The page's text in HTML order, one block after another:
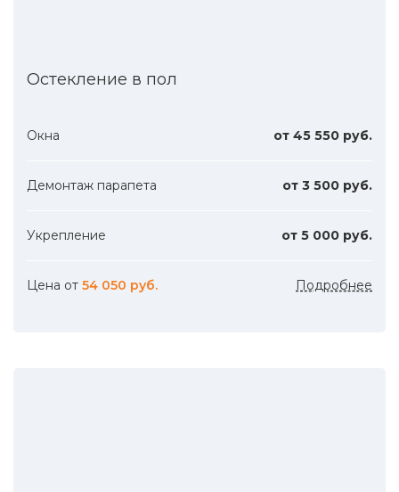
Остекление в пол
Окна от 45 550 руб.
Демонтаж парапета от 3 500 руб.
Укрепление от 5 000 руб.
Цена от 54 050 руб. Подробнее